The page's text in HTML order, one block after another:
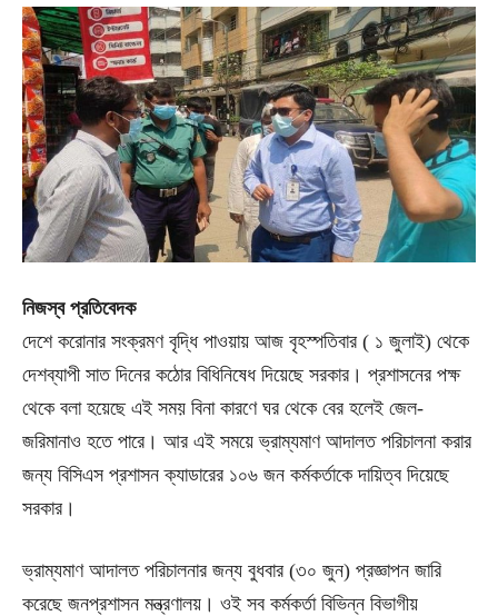
নিজস্ব প্রতিবেদক
দেশে করোনার সংক্রমণ বৃদ্ধি পাওয়ায় আজ বৃহস্পতিবার ( ১ জুলাই) থেকে
দেশব্যাপী সাত দিনের কঠোর বিধিনিষেধ দিয়েছে সরকার। প্রশাসনের পক্ষ
থেকে বলা হয়েছে এই সময় বিনা কারণে ঘর থেকে বের হলেই জেল-
জরিমানাও হতে পারে। আর এই সময়ে ভ্রাম্যমাণ আদালত পরিচালনা করার
জন্য বিসিএস প্রশাসন ক্যাডারের ১০৬ জন কর্মকর্তাকে দায়িত্ব দিয়েছে
সরকার।
ভ্রাম্যমাণ আদালত পরিচালনার জন্য বুধবার (৩০ জুন) প্রজ্ঞাপন জারি
করেছে জনপ্রশাসন মন্ত্রণালয়। ওই সব কর্মকর্তা বিভিন্ন বিভাগীয়